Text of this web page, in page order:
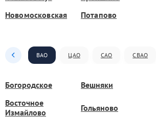
Новомосковская
Потапово
ВАО ЦАО САО СВАО
Богородское Вешняки
Восточное
Измайлово
Гольяново